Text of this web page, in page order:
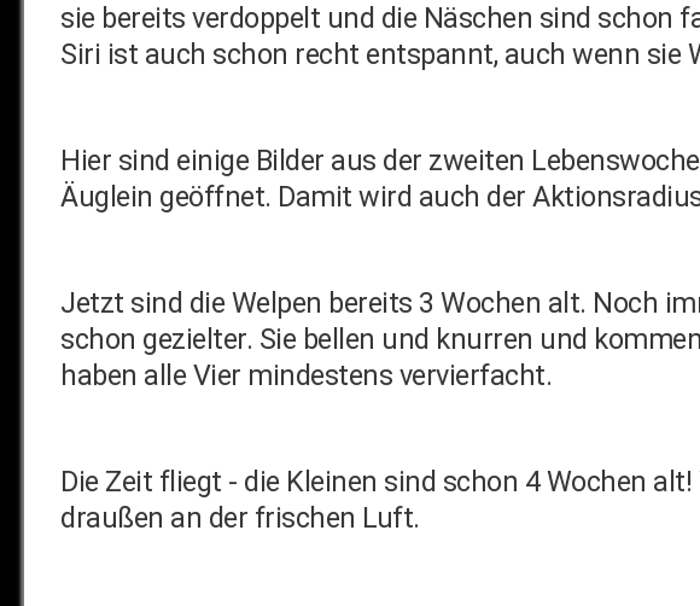
sie bereits verdoppelt und die Näschen sind schon
Siri ist auch schon recht entspannt, auch wenn sie
Hier sind einige Bilder aus der zweiten
Äuglein geöffnet. Damit wird auch der
Jetzt sind die Welpen bereits 3 Wochen alt. Noch
schon gezielter. Sie bellen und knurren und
haben alle Vier mindestens vervierfacht.
Die Zeit fliegt - die Kleinen sind schon 4 Wochen
draußen an der frischen Luft.